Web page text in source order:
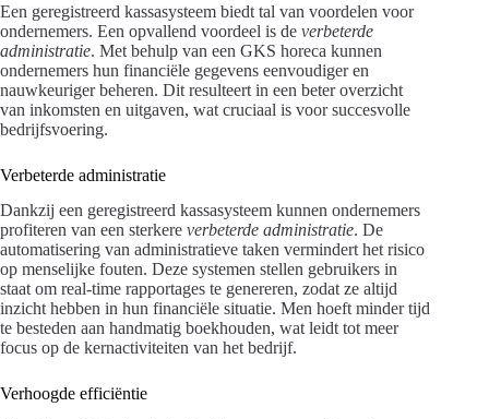
Een geregistreerd kassasysteem biedt tal van voordelen voor
ondernemers. Een opvallend voordeel is de verbeterde
administratie. Met behulp van een GKS horeca kunnen
ondernemers hun financiële gegevens eenvoudiger en
nauwkeuriger beheren. Dit resulteert in een beter overzicht
van inkomsten en uitgaven, wat cruciaal is voor succesvolle
bedrijfsvoering.
Verbeterde administratie
Dankzij een geregistreerd kassasysteem kunnen ondernemers
profiteren van een sterkere verbeterde administratie. De
automatisering van administratieve taken vermindert het risico
op menselijke fouten. Deze systemen stellen gebruikers in
staat om real-time rapportages te genereren, zodat ze altijd
inzicht hebben in hun financiële situatie. Men hoeft minder tijd
te besteden aan handmatig boekhouden, wat leidt tot meer
focus op de kernactiviteiten van het bedrijf.
Verhoogde efficiëntie